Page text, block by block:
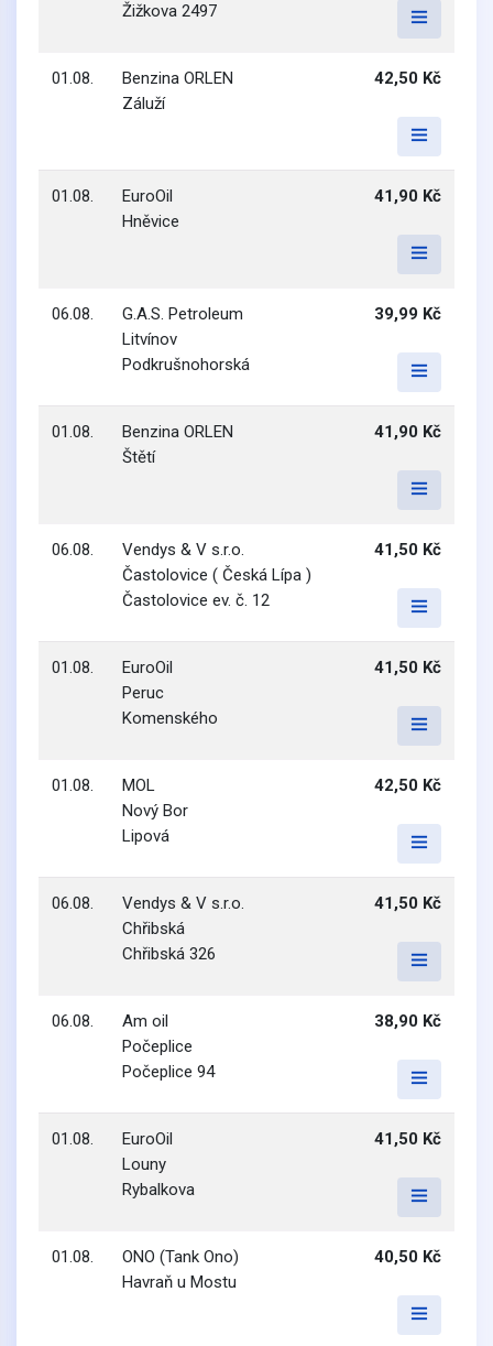
Žižkova 2497
01.08.
Benzina ORLEN
Záluží
42,50 Kč
01.08.
EuroOil
Hněvice
41,90 Kč
06.08.
G.A.S. Petroleum
Litvínov
Podkrušnohorská
39,99 Kč
01.08.
Benzina ORLEN
Štětí
41,90 Kč
06.08.
Vendys & V s.r.o.
Častolovice ( Česká Lípa )
Častolovice ev. č. 12
41,50 Kč
01.08.
EuroOil
Peruc
Komenského
41,50 Kč
01.08.
MOL
Nový Bor
Lipová
42,50 Kč
06.08.
Vendys & V s.r.o.
Chřibská
Chřibská 326
41,50 Kč
06.08.
Am oil
Počeplice
Počeplice 94
38,90 Kč
01.08.
EuroOil
Louny
Rybalkova
41,50 Kč
01.08.
ONO (Tank Ono)
Havraň u Mostu
40,50 Kč